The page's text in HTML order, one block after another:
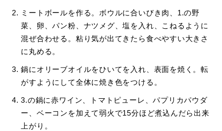
ミートボールを作る。ボウルに合いびき肉、1.の野
菜、卵、パン粉、ナツメグ、塩を入れ、こねるように
混ぜ合わせる。粘り気が出てきたら食べやすい大きさ
に丸める。
鍋にオリーブオイルをひいてを入れ、表面を焼く。転
がすようにして全体に焼き色をつける。
3.の鍋に赤ワイン、トマトピューレ、パプリカパウダ
ー、ベーコンを加えて弱火で15分ほど煮込んだら出来
上がり。